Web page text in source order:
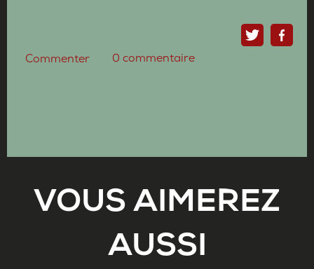
0 commentaire
Commenter
VOUS AIMEREZ
AUSSI